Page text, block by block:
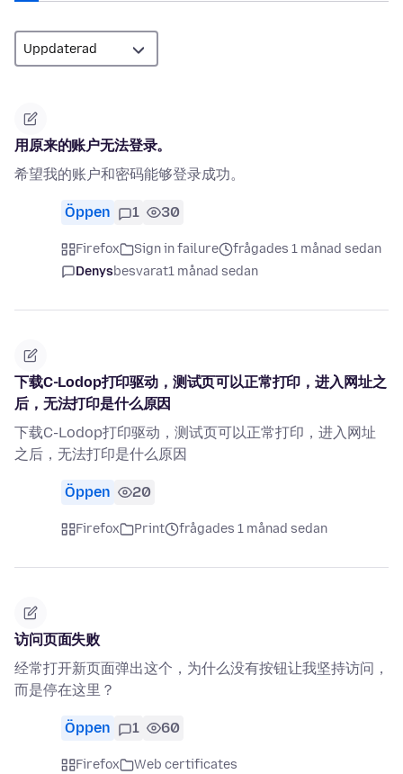
用原来的账户无法登录。
希望我的账户和密码能够登录成功。
Öppen 1 30
Firefox Sign in failure
frågades 1 månad sedan
Denysbesvarat1 månad sedan
下载C-Lodop打印驱动，测试页可以正常打印，进入网址之
后，无法打印是什么原因
下载C-Lodop打印驱动，测试页可以正常打印，进入网址
之后，无法打印是什么原因
Öppen 20
Firefox Print frågades 1 månad sedan
访问页面失败
经常打开新页面弹出这个，为什么没有按钮让我坚持访问，
而是停在这里？
Öppen 1 60
Firefox
Web certificates